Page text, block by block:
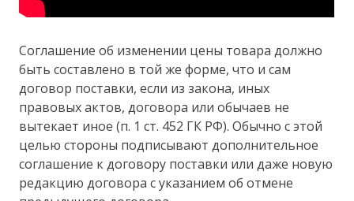
Соглашение об изменении цены товара должно
быть составлено в той же форме, что и сам
договор поставки, если из закона, иных
правовых актов, договора или обычаев не
вытекает иное (п. 1 ст. 452 ГК РФ). Обычно с этой
целью стороны подписывают дополнительное
соглашение к договору поставки или даже новую
редакцию договора с указанием об отмене